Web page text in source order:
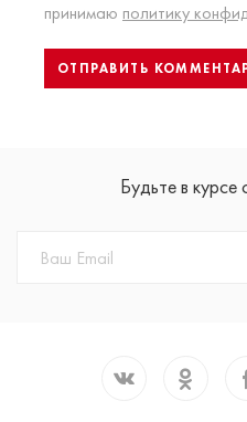
принимаю политику
Будьте в курсе